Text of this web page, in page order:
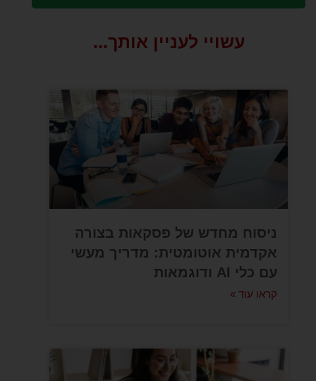
עשויי לעניין אותך...
ניסוח מחדש של פסקאות בצורה
אקדמית אוטומטית: מדריך מעשי
עם כלי AI ודוגמאות
קראו עוד »